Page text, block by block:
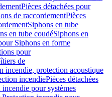
Pièces détachées pour
de raccordementPièces
Siphons en tube
en tube coudéSiphons en
Siphons en forme
pour
de
incendie, protection acoustique
incendiePièces détachées
pour systèmes